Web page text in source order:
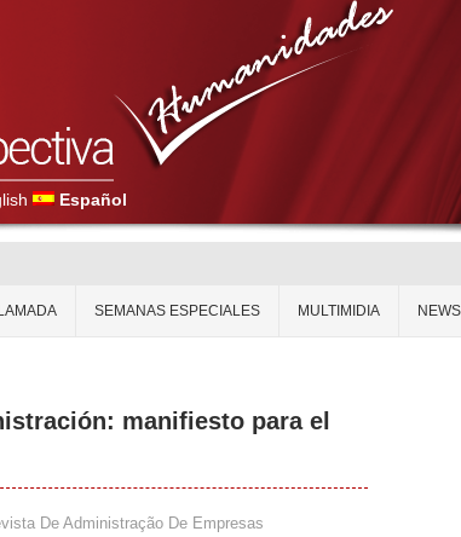
Español
SEMANAS ESPECIALES MULTIMIDIA
manifiesto para el
De Administração De Empresas